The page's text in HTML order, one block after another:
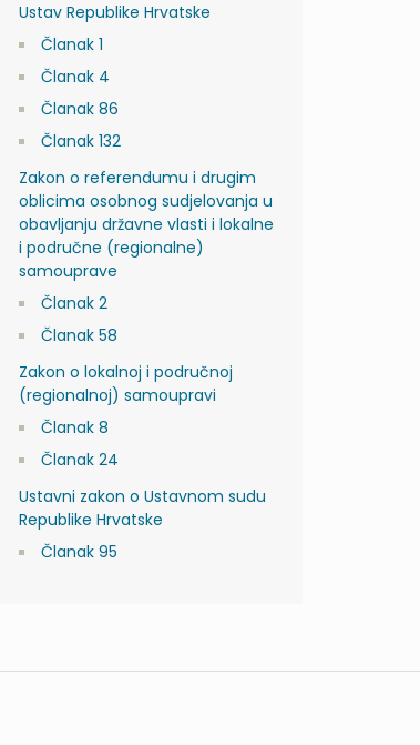
Ustav Republike Hrvatske
Članak 1
Članak 4
Članak 86
Članak 132
Zakon o referendumu i drugim
oblicima osobnog sudjelovanja u
obavljanju državne vlasti i lokalne
i područne (regionalne)
samouprave
Članak 2
Članak 58
Zakon o lokalnoj i područnoj
(regionalnoj) samoupravi
Članak 8
Članak 24
Ustavni zakon o Ustavnom sudu
Republike Hrvatske
Članak 95